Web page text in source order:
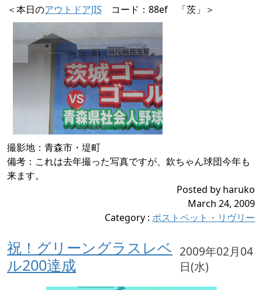
＜本日のアウトドアJIS コード：88ef 「茨」＞
撮影地：青森市・堤町
備考：これは去年撮った写真ですが、欽ちゃん球団今年も
来ます。
Posted by haruko
March 24, 2009
Category : ポストペット・リヴリー
祝！グリーングラスレベ
ル200達成
2009年02月04
日(水)